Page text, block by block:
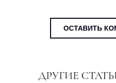
ОСТАВИТЬ
ДРУГИЕ